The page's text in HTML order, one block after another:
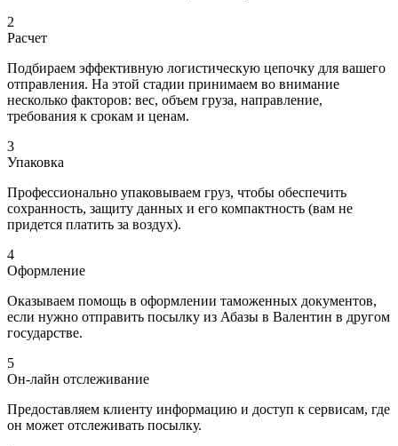
2
Расчет
Подбираем эффективную логистическую цепочку для вашего
отправления. На этой стадии принимаем во внимание
несколько факторов: вес, объем груза, направление,
требования к срокам и ценам.
3
Упаковка
Профессионально упаковываем груз, чтобы обеспечить
сохранность, защиту данных и его компактность (вам не
придется платить за воздух).
4
Оформление
Оказываем помощь в оформлении таможенных документов,
если нужно отправить посылку из Абазы в Валентин в другом
государстве.
5
Он-лайн отслеживание
Предоставляем клиенту информацию и доступ к сервисам, где
он может отслеживать посылку.